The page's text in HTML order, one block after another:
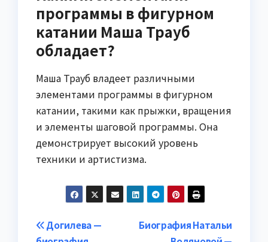
программы в фигурном
катании Маша Трауб
обладает?
Маша Трауб владеет различными
элементами программы в фигурном
катании, такими как прыжки, вращения
и элементы шаговой программы. Она
демонстрирует высокий уровень
техники и артистизма.
НавигацияБиография Натальи
Догилева —